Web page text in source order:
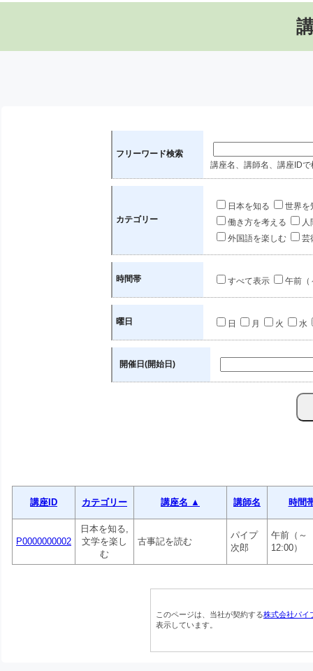
フリーワード検索
講座名、講師名、講座IDで
カテゴリー
日本を知る
世界を
働き方を考える
人
外国語を楽しむ
芸
時間帯 すべて表示 午前（
曜日 日 月 火 水
開催日(開始日)
講座ID カテゴリー 講座名 ▲ 講師名 時間
P0000000002
日本を知る,
文学を楽し
む
古事記を読む
パイプ
次郎
午前（～
12:00）
このページは、当社が契約する株式会社パイ
表示しています。